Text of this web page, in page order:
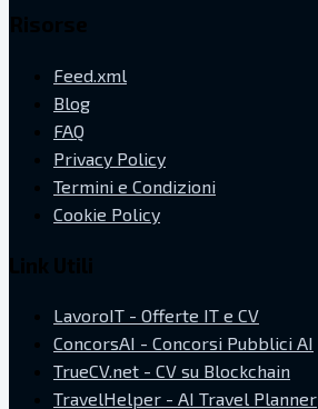
Feed.xml
Blog
FAQ
Privacy Policy
Termini e Condizioni
Cookie Policy
LavoroIT - Offerte IT e CV
ConcorsAI - Concorsi Pubblici AI
TrueCV.net - CV su Blockchain
TravelHelper - AI Travel Planner